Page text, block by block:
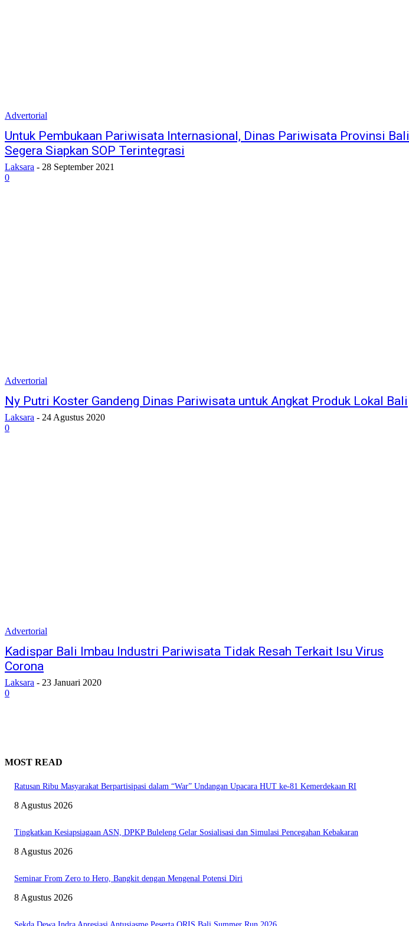
Advertorial
Untuk Pembukaan Pariwisata Internasional, Dinas Pariwisata Provinsi Bali
Segera Siapkan SOP Terintegrasi
Laksara - 28 September 2021
0
Advertorial
Ny Putri Koster Gandeng Dinas Pariwisata untuk Angkat Produk Lokal Bali
Laksara - 24 Agustus 2020
0
Advertorial
Kadispar Bali Imbau Industri Pariwisata Tidak Resah Terkait Isu Virus
Corona
Laksara - 23 Januari 2020
0
MOST READ
Ratusan Ribu Masyarakat Berpartisipasi dalam “War” Undangan Upacara HUT ke-81 Kemerdekaan RI
8 Agustus 2026
Tingkatkan Kesiapsiagaan ASN, DPKP Buleleng Gelar Sosialisasi dan Simulasi Pencegahan Kebakaran
8 Agustus 2026
Seminar From Zero to Hero, Bangkit dengan Mengenal Potensi Diri
8 Agustus 2026